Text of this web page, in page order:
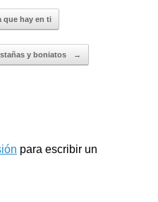
que hay en ti
y boniatos →
para escribir un